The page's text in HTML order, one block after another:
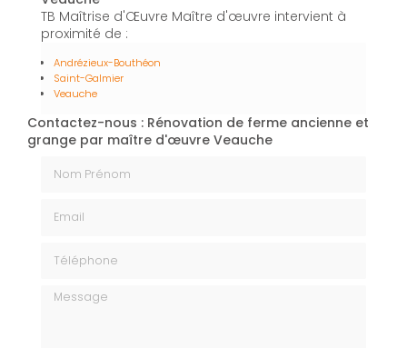
TB Maîtrise d'Œuvre Maître d'œuvre intervient à
proximité de :
Andrézieux-Bouthéon
Saint-Galmier
Veauche
Contactez-nous : Rénovation de ferme ancienne et
grange par maître d'œuvre Veauche
Message